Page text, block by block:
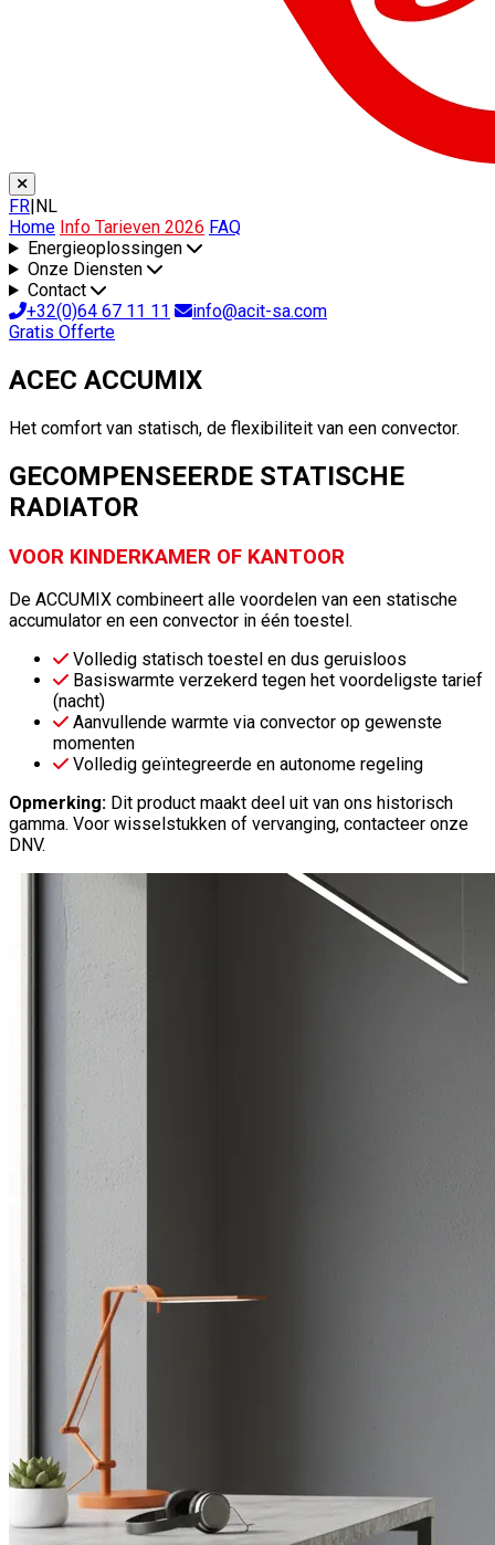
FR|NL
Home Info Tarieven 2026 FAQ
Energieoplossingen
Onze Diensten
Contact
+32(0)64 67 11 11
info@acit-sa.com
Gratis Offerte
ACEC ACCUMIX
Het comfort van statisch, de flexibiliteit van een convector.
GECOMPENSEERDE STATISCHE
RADIATOR
VOOR KINDERKAMER OF KANTOOR
De ACCUMIX combineert alle voordelen van een statische
accumulator en een convector in één toestel.
Volledig statisch toestel en dus geruisloos
Basiswarmte verzekerd tegen het voordeligste tarief
(nacht)
Aanvullende warmte via convector op gewenste
momenten
Volledig geïntegreerde en autonome regeling
Opmerking: Dit product maakt deel uit van ons historisch
gamma. Voor wisselstukken of vervanging, contacteer onze
DNV.